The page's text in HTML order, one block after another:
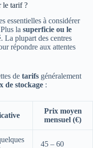
le tarif ?
essentielles à considérer
la superficie ou le
La plupart des centres
répondre aux attentes
de tarifs généralement
de stockage :
Prix moyen
mensuel (€)
45 – 60